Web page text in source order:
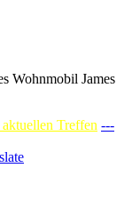
Wohnmobil James
Treffen ---